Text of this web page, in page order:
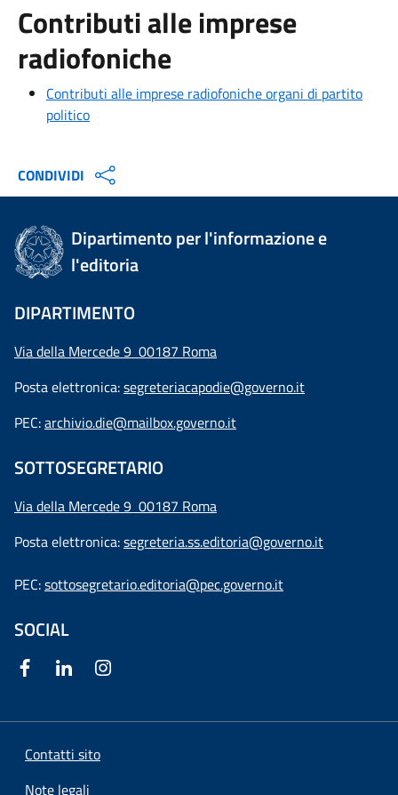
Contributi alle imprese
radiofoniche
Contributi alle imprese radiofoniche organi di partito
politico
CONDIVIDI
Dipartimento per l'informazione e
l'editoria
DIPARTIMENTO
Via della Mercede 9 00187 Roma
Posta elettronica:segreteriacapodie@governo.it
PEC:archivio.die@mailbox.governo.it
SOTTOSEGRETARIO
Via della Mercede 9 00187 Roma
Posta elettronica:segreteria.ss.editoria@governo.it
PEC:sottosegretario.editoria@pec.governo.it
SOCIAL
Contatti sito
Note legali